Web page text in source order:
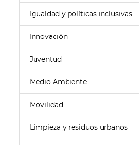
Igualdad y políticas inclusivas
Innovación
Juventud
Medio Ambiente
Movilidad
Limpieza y residuos urbanos